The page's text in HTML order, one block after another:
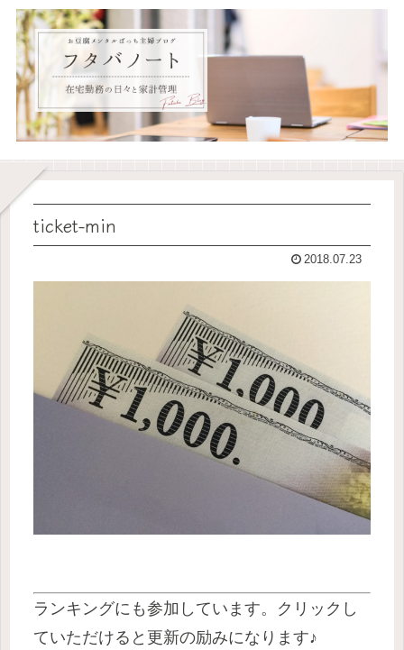
ticket-min
2018.07.23
ランキングにも参加しています。クリックし
ていただけると更新の励みになります♪